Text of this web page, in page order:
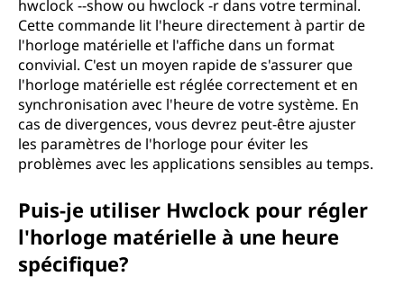
hwclock --show ou hwclock -r dans votre terminal.
Cette commande lit l'heure directement à partir de
l'horloge matérielle et l'affiche dans un format
convivial. C'est un moyen rapide de s'assurer que
l'horloge matérielle est réglée correctement et en
synchronisation avec l'heure de votre système. En
cas de divergences, vous devrez peut-être ajuster
les paramètres de l'horloge pour éviter les
problèmes avec les applications sensibles au temps.
Puis-je utiliser Hwclock pour régler
l'horloge matérielle à une heure
spécifique?